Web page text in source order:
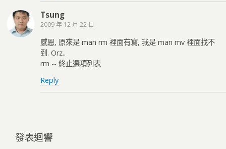
Tsung
2009 年 12 月 22 日
感恩, 原來是 man rm 裡面有寫, 我是 man mv 裡面找不
到. Orz..
rm -- 終止選項列表
Reply
發表迴響